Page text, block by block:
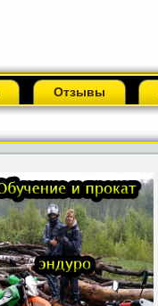
Отзывы